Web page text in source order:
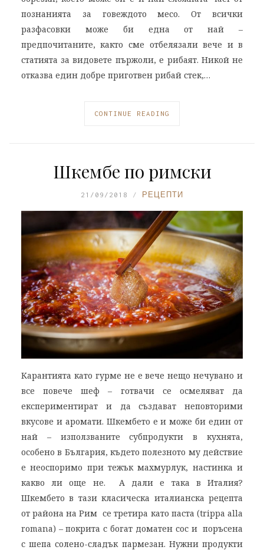
познанията за говеждото месо. От всички
разфасовки може би една от най –
предпочитаните, както сме отбелязали вече и в
статията за видовете пържоли, е рибаят. Никой не
отказва един добре приготвен рибай стек,…
CONTINUE READING
Шкембе по римски
21/09/2018 РЕЦЕПТИ
Карантията като гурме не е вече нещо нечувано и
все повече шеф – готвачи се осмеляват да
експериментират и да създават неповторими
вкусове и аромати. Шкембето е и може би един от
най – използваните субпродукти в кухнята,
особено в България, където полезното му действие
е неоспоримо при тежък махмурлук, настинка и
какво ли още не. А дали е така в Италия?
Шкембето в тази класическа италианска рецепта
от района на Рим се третира като паста (trippa alla
romana) – покрита с богат доматен сос и поръсена
с шепа солено-сладък пармезан. Нужни продукти